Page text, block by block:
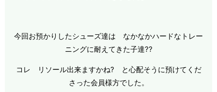
今回お預かりしたシューズ達は なかなかハードなトレー
ニングに耐えてきた子達??
コレ リソール出来ますかね? と心配そうに預けてくだ
さった会員様方でした。